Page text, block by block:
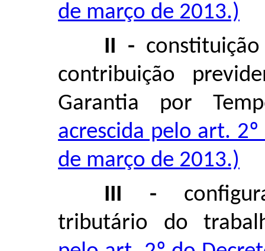
de março de 2013.)
II -
contribuição
Garantia por
acrescida pelo art.
de março de 2013.)
III -
tributário do